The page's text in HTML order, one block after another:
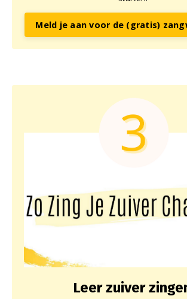
Meld je aan voor de (gratis)
Leer zuiver